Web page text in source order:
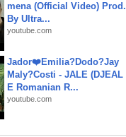
mena (Official Video) Prod.
By Ultra...
youtube.com
Jador❤️Emilia?Dodo?Jay
Maly?Costi - JALE (DJEAL
E Romanian R...
youtube.com